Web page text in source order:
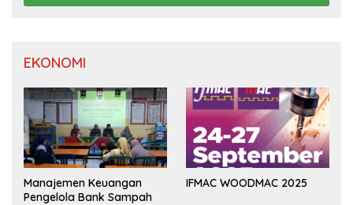
EKONOMI
Manajemen Keuangan
Pengelola Bank Sampah
IFMAC WOODMAC 2025